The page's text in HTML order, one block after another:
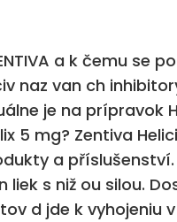
a k čemu se
naz van ch
je na
5 mg? Zentiva
a
s niž ou silou.
d jde k